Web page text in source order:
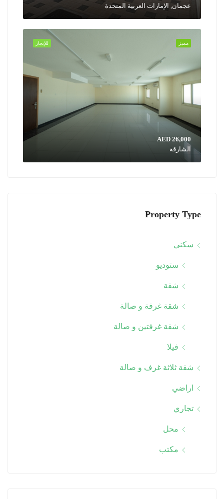
عجمان, الإمارات العربية المتحدة
للإيجار مميز
AED 26,000
الشارقة
Property Type
سكني
ستوديو
شقة
شقة غرفة و صالة
شقة غرفتين و صالة
فيلا
شقة ثلاثة غرف و صالة
اراضي
تجاري
محل
مكتب